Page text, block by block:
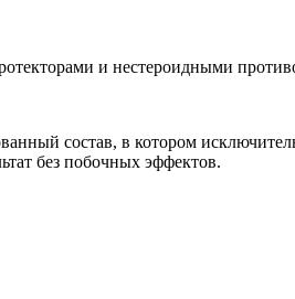
и нестероидными
состав, в котором
без побочных эффектов.